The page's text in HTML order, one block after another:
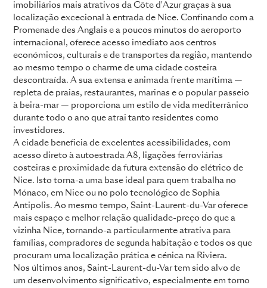
imobiliários mais atrativos da Côte d'Azur graças à sua
localização excecional à entrada de Nice. Confinando com a
Promenade des Anglais e a poucos minutos do aeroporto
internacional, oferece acesso imediato aos centros
económicos, culturais e de transportes da região, mantendo
ao mesmo tempo o charme de uma cidade costeira
descontraída. A sua extensa e animada frente marítima —
repleta de praias, restaurantes, marinas e o popular passeio
à beira-mar — proporciona um estilo de vida mediterrânico
durante todo o ano que atrai tanto residentes como
investidores.
A cidade beneficia de excelentes acessibilidades, com
acesso direto à autoestrada A8, ligações ferroviárias
costeiras e proximidade da futura extensão do elétrico de
Nice. Isto torna-a uma base ideal para quem trabalha no
Mónaco, em Nice ou no polo tecnológico de Sophia
Antipolis. Ao mesmo tempo, Saint-Laurent-du-Var oferece
mais espaço e melhor relação qualidade-preço do que a
vizinha Nice, tornando-a particularmente atrativa para
famílias, compradores de segunda habitação e todos os que
procuram uma localização prática e cénica na Riviera.
Nos últimos anos, Saint-Laurent-du-Var tem sido alvo de
um desenvolvimento significativo, especialmente em torno